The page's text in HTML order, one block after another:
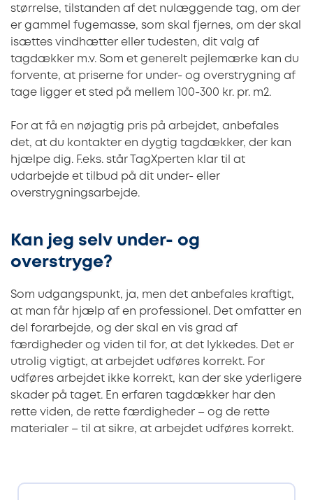
størrelse, tilstanden af det nulæggende tag, om der
er gammel fugemasse, som skal fjernes, om der skal
isættes vindhætter eller tudesten, dit valg af
tagdækker m.v. Som et generelt pejlemærke kan du
forvente, at priserne for under- og overstrygning af
tage ligger et sted på mellem 100-300 kr. pr. m2.
For at få en nøjagtig pris på arbejdet, anbefales
det, at du kontakter en dygtig tagdækker, der kan
hjælpe dig. F.eks. står TagXperten klar til at
udarbejde et tilbud på dit under- eller
overstrygningsarbejde.
Kan jeg selv under- og
overstryge?
Som udgangspunkt, ja, men det anbefales kraftigt,
at man får hjælp af en professionel. Det omfatter en
del forarbejde, og der skal en vis grad af
færdigheder og viden til for, at det lykkedes. Det er
utrolig vigtigt, at arbejdet udføres korrekt. For
udføres arbejdet ikke korrekt, kan der ske yderligere
skader på taget. En erfaren tagdækker har den
rette viden, de rette færdigheder – og de rette
materialer – til at sikre, at arbejdet udføres korrekt.